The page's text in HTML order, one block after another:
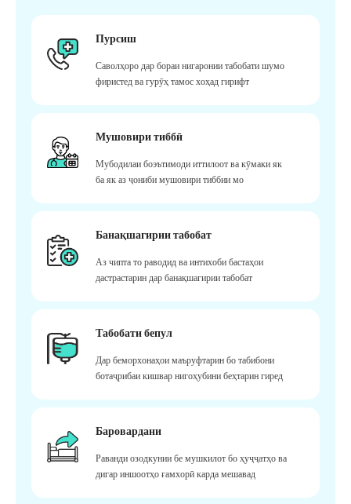
Пурсиш
Саволҳоро дар бораи нигаронии табобати шумо
фиристед ва гурӯҳ тамос хоҳад гирифт
Мушовири тиббӣ
Мубодилаи боэътимоди иттилоот ва кӯмаки як
ба як аз ҷониби мушовири тиббии мо
Банақшагирии табобат
Аз чипта то раводид ва интихоби бастаҳои
дастрастарин дар банақшагирии табобат
Табобати бепул
Дар беморхонаҳои маъруфтарин бо табибони
ботаҷрибаи кишвар нигоҳубини беҳтарин гиред
Баровардани
Раванди озодкунии бе мушкилот бо ҳуҷҷатҳо ва
дигар иншоотҳо ғамхорӣ карда мешавад